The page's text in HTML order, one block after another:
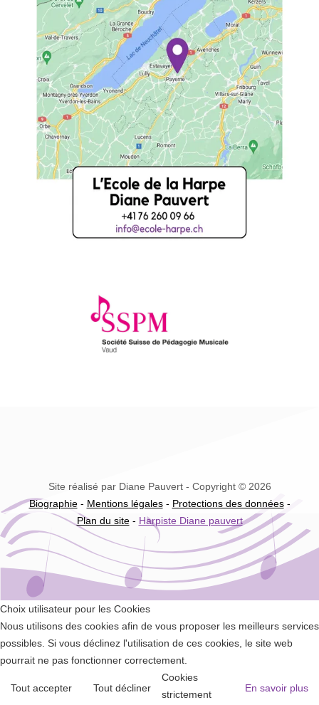
Site réalisé par Diane Pauvert - Copyright © 2026
Biographie- Mentions légales- Protections des données-
Plan du site- Harpiste Diane pauvert
Choix utilisateur pour les Cookies
Nous utilisons des cookies afin de vous proposer les meilleurs services
possibles. Si vous déclinez l'utilisation de ces cookies, le site web
pourrait ne pas fonctionner correctement.
Tout accepter Tout décliner En savoir plus
Cookies
strictement